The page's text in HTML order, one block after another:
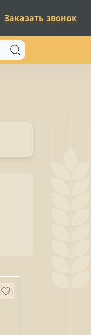
Заказать звонок